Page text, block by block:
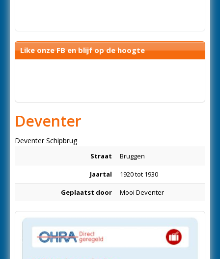
Like onze FB en blijf op de hoogte
Deventer
Deventer Schipbrug
Straat Bruggen
Jaartal 1920 tot 1930
Geplaatst door Mooi Deventer